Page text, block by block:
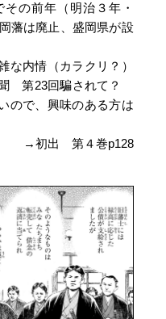
の前年（明治３年・
藩は廃止、盛岡県が設
な内情（カラクリ？）
聞 第23回騙されて？
ので、興味のある方は
→初出 第４巻p128